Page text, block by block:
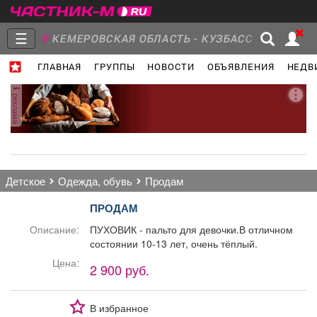
☰ КЕМЕРОВСКАЯ ОБЛАСТЬ - КУЗБАСС
ГЛАВНАЯ ГРУППЫ НОВОСТИ ОБЪЯВЛЕНИЯ
Главная
Группы Новости
Транспорт Компании
реклама
детское одежда, обувь продам
ПРОДАМ
Описание:
ПУХОВИК - пальто для девочки.В отличном
состоянии 10-13 лет, очень тёплый.
Цена:
2 900 руб.
В избранное